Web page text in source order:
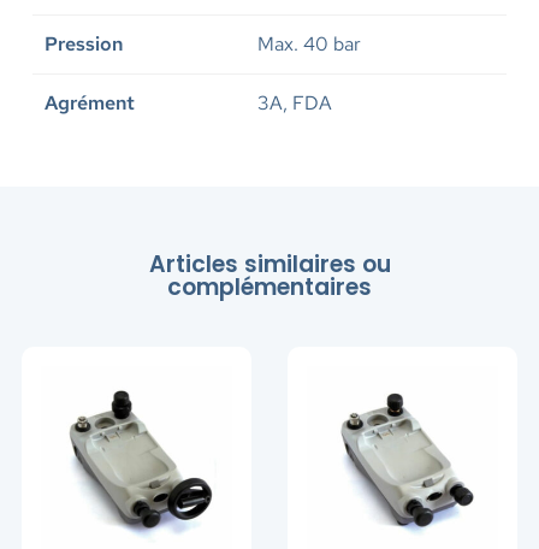
Pression Max. 40 bar
Agrément 3A, FDA
Articles similaires ou
complémentaires